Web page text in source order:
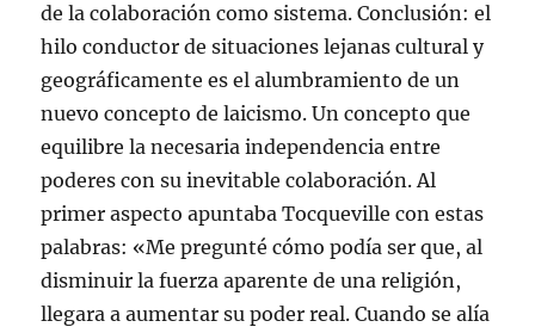
de la colaboración como sistema. Conclusión: el
hilo conductor de situaciones lejanas cultural y
geográficamente es el alumbramiento de un
nuevo concepto de laicismo. Un concepto que
equilibre la necesaria independencia entre
poderes con su inevitable colaboración. Al
primer aspecto apuntaba Tocqueville con estas
palabras: «Me pregunté cómo podía ser que, al
disminuir la fuerza aparente de una religión,
llegara a aumentar su poder real. Cuando se alía